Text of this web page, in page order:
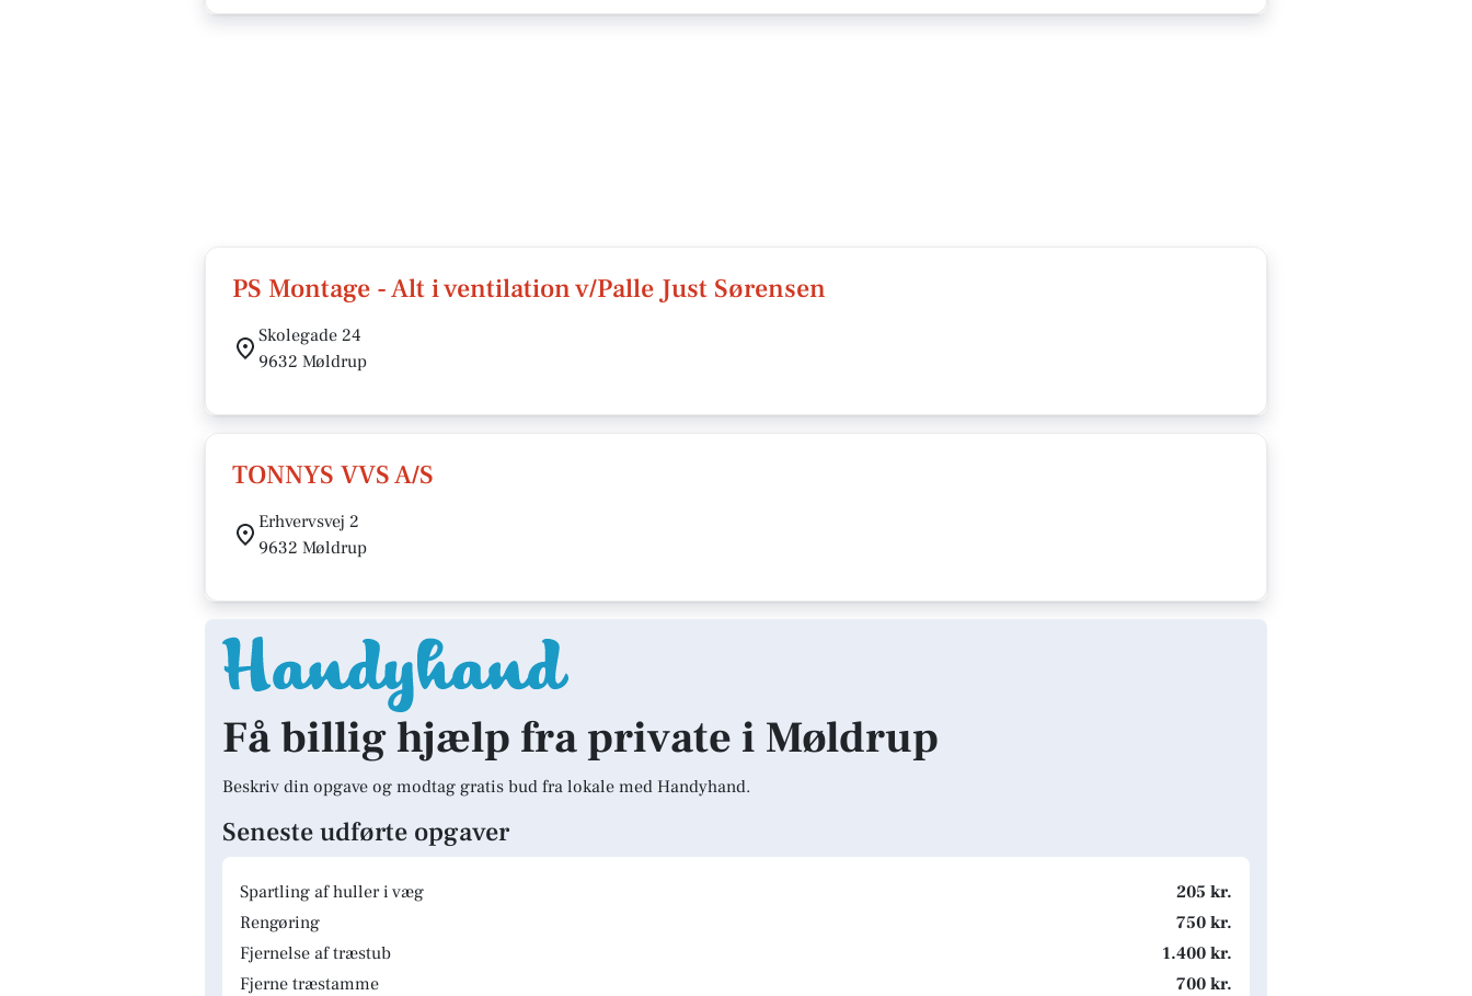
PS Montage - Alt i ventilation v/Palle Just Sørensen
Skolegade 24
9632 Møldrup
TONNYS VVS A/S
Erhvervsvej 2
9632 Møldrup
Få billig hjælp fra private i Møldrup
Beskriv din opgave og modtag gratis bud fra lokale med Handyhand.
Seneste udførte opgaver
Spartling af huller i væg
205 kr.
Rengøring
750 kr.
Fjernelse af træstub
1.400 kr.
Fjerne træstamme
700 kr.